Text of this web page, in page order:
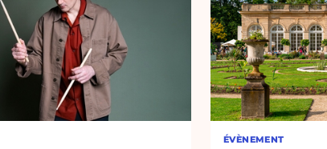
ÉVÈNEMENT